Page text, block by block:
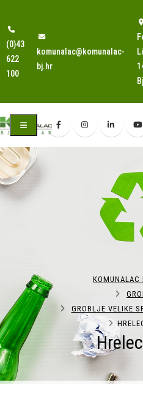
(0)43
622
100
komunalac@komunalac-
bj.hr
KOMUNALAC
GROBLJE VELIKE